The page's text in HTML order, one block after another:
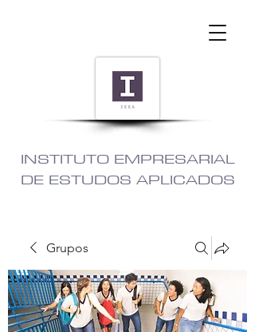
INSTITUTO EMPRESARIAL
DE ESTUDOS APLICADOS
Grupos